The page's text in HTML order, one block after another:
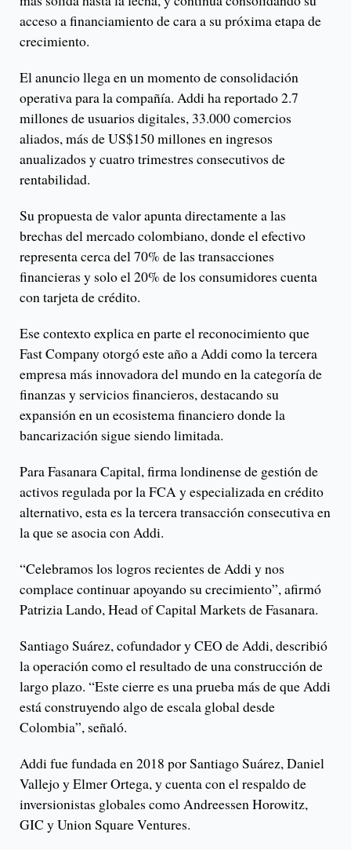
acceso a financiamiento de cara a su próxima etapa de
crecimiento.
El anuncio llega en un momento de consolidación
operativa para la compañía. Addi ha reportado 2.7
millones de usuarios digitales, 33.000 comercios
aliados, más de US$150 millones en ingresos
anualizados y cuatro trimestres consecutivos de
rentabilidad.
Su propuesta de valor apunta directamente a las
brechas del mercado colombiano, donde el efectivo
representa cerca del 70% de las transacciones
financieras y solo el 20% de los consumidores cuenta
con tarjeta de crédito.
Ese contexto explica en parte el reconocimiento que
Fast Company otorgó este año a Addi como la tercera
empresa más innovadora del mundo en la categoría de
finanzas y servicios financieros, destacando su
expansión en un ecosistema financiero donde la
bancarización sigue siendo limitada.
Para Fasanara Capital, firma londinense de gestión de
activos regulada por la FCA y especializada en crédito
alternativo, esta es la tercera transacción consecutiva en
la que se asocia con Addi.
“Celebramos los logros recientes de Addi y nos
complace continuar apoyando su crecimiento”, afirmó
Patrizia Lando, Head of Capital Markets de Fasanara.
Santiago Suárez, cofundador y CEO de Addi, describió
la operación como el resultado de una construcción de
largo plazo. “Este cierre es una prueba más de que Addi
está construyendo algo de escala global desde
Colombia”, señaló.
Addi fue fundada en 2018 por Santiago Suárez, Daniel
Vallejo y Elmer Ortega, y cuenta con el respaldo de
inversionistas globales como Andreessen Horowitz,
GIC y Union Square Ventures.